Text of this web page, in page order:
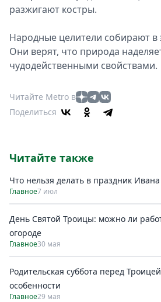
разжигают костры.
Народные целители собирают в
Они верят, что природа
чудодейственными свойствами.
Читайте Metro в
Поделиться
Читайте также
Что нельзя делать в праздник
Главное7 июл
День Святой Троицы: можно ли
огороде
Главное30 мая
Родительская суббота перед
особенности
Главное29 мая